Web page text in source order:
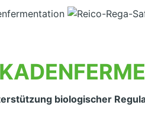
biologischer